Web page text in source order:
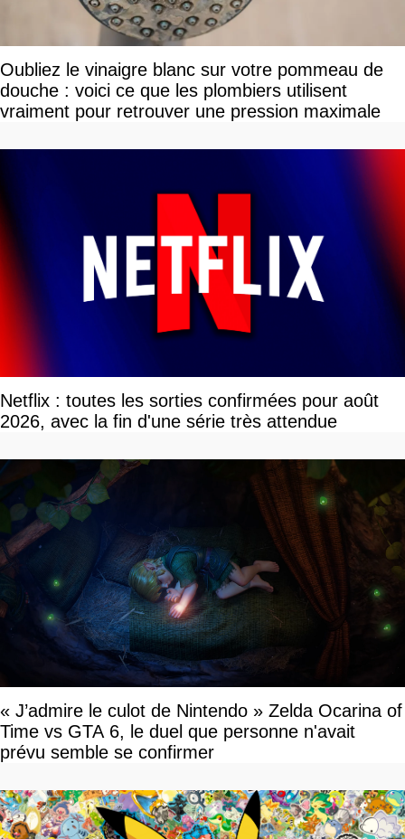
Oubliez le vinaigre blanc sur votre pommeau de
douche : voici ce que les plombiers utilisent
vraiment pour retrouver une pression maximale
Netflix : toutes les sorties confirmées pour août
2026, avec la fin d'une série très attendue
« J’admire le culot de Nintendo » Zelda Ocarina of
Time vs GTA 6, le duel que personne n'avait
prévu semble se confirmer